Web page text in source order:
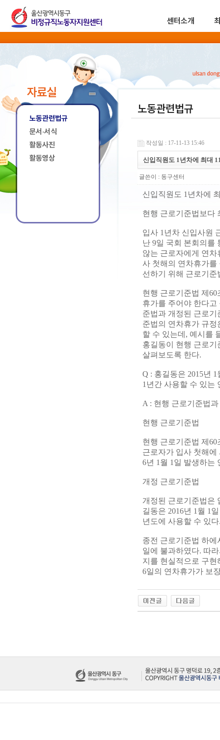
센터소개
자료실
노동관련법규
문서·서식
활동사진
활동영상
노동관련법규
작성일 : 17-11-13 15:46
신입직원도 1년차에 최대
글쓴이 : 동구센터
신입직원도 1년차에
현행 근로기준법보다
입사 1년차 신입사원
난 9일 국회 본회의를
않는 근로자에게 연
사 첫해의 연차휴가
선하기 위해 근로기
현행 근로기준법 제
휴가를 주어야 한다
준법과 개정된 근로
준법의 연차휴가 규
할 수 있는데, 예시를
홍길동이 현행 근로
살펴보도록 한다.
Q : 홍길동은 2015년
1년간 사용할 수 있는
A : 현행 근로기준법
현행 근로기준법
현행 근로기준법 제
근로자가 입사 첫해에
6년 1월 1일 발생하는
개정 근로기준법
개정된 근로기준법은
길동은 2016년 1월 1
년도에 사용할 수 있
종전 근로기준법 하
일에 불과하였다. 따
지를 현실적으로 구
6일의 연차휴가가 보